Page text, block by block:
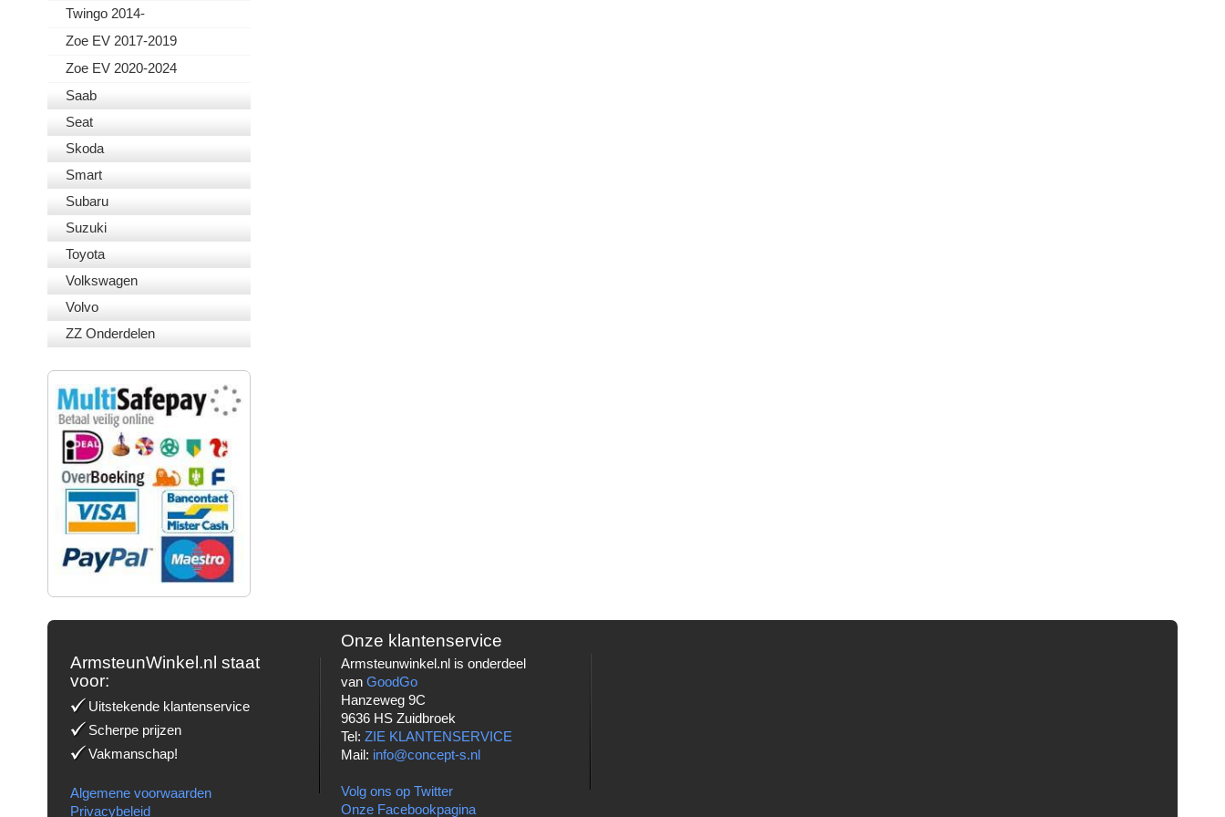
Twingo 2014-
Zoe EV 2017-2019
Zoe EV 2020-2024
Saab
Seat
Skoda
Smart
Subaru
Suzuki
Toyota
Volkswagen
Volvo
ZZ Onderdelen
ArmsteunWinkel.nl staat
voor:
Uitstekende klantenservice
Scherpe prijzen
Vakmanschap!
Algemene voorwaarden
Privacybeleid
Onze klantenservice
Armsteunwinkel.nl is onderdeel
vanGoodGo
Hanzeweg 9C
9636 HS Zuidbroek
Tel:ZIE KLANTENSERVICE
Mail: info@concept-s.nl
Volg ons op Twitter
Onze Facebookpagina